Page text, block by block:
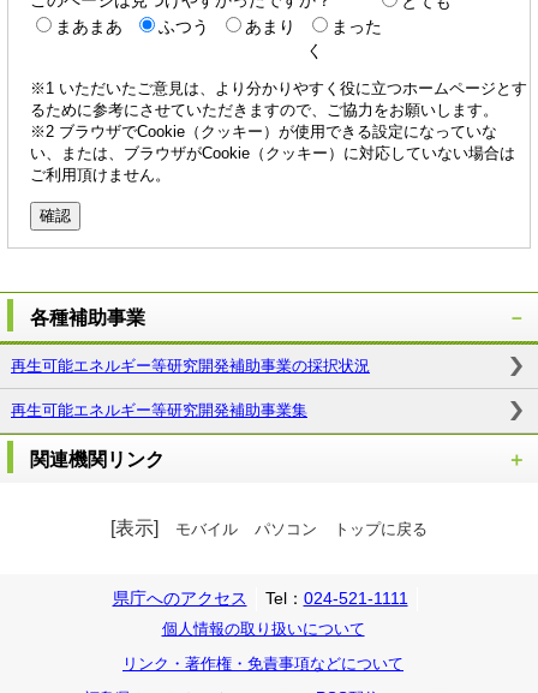
まあまあ
ふつう あまり
まった
く
※1 いただいたご意見は、より分かりやすく役に立つホームページとす
るために参考にさせていただきますので、ご協力をお願いします。
※2 ブラウザでCookie（クッキー）が使用できる設定になっていな
い、または、ブラウザがCookie（クッキー）に対応していない場合は
ご利用頂けません。
各種補助事業
再生可能エネルギー等研究開発補助事業の採択状況
再生可能エネルギー等研究開発補助事業集
関連機関リンク
[表示] モバイル パソコン トップに戻る
県庁へのアクセス Tel： 024-521-1111
個人情報の取り扱いについて
リンク・著作権・免責事項などについて